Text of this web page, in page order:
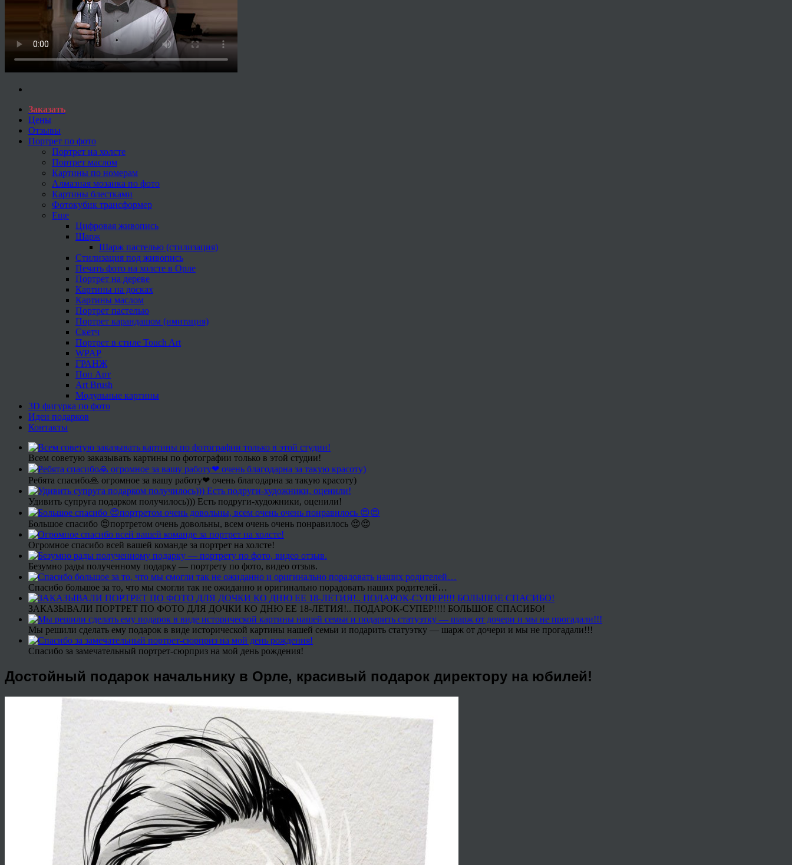
Заказать
Цены
Отзывы
Портрет по фото
Портрет на холсте
Портрет маслом
Картины по номерам
Алмазная мозаика по фото
Картины блестками
Фотокубик трансформер
Еще
Цифровая живопись
Шарж
Шарж пастелью (стилизация)
Стилизация под живопись
Печать фото на холсте в Орле
Портрет на дереве
Картины на досках
Картины маслом
Портрет пастелью
Портрет карандашом (имитация)
Скетч
Портрет в стиле Touch Art
WPAP
ГРАНЖ
Поп Арт
Art Brush
Модульные картины
3D фигурка по фото
Идеи подарков
Контакты
Всем советую заказывать картины по фотографии только в этой студии!
Ребята спасибо🙏 огромное за вашу работу❤ очень благодарна за такую красоту)
Удивить супруга подарком получилось))) Есть подруги-художники, оценили!
Большое спасибо 😍портретом очень довольны, всем очень очень понравилось 😍😍
Огромное спасибо всей вашей команде за портрет на холсте!
Безумно рады полученному подарку — портрету по фото, видео отзыв.
Спасибо большое за то, что мы смогли так не ожиданно и оригинально порадовать наших родителей…
ЗАКАЗЫВАЛИ ПОРТРЕТ ПО ФОТО ДЛЯ ДОЧКИ КО ДНЮ ЕЕ 18-ЛЕТИЯ!.. ПОДАРОК-СУПЕР!!!! БОЛЬШОЕ СПАСИБО!
Мы решили сделать ему подарок в виде исторической картины нашей семьи и подарить статуэтку — шарж от дочери и мы не прогадали!!!
Спасибо за замечательный портрет-сюрприз на мой день рождения!
Достойный подарок начальнику в Орле, красивый подарок директору на юбилей!